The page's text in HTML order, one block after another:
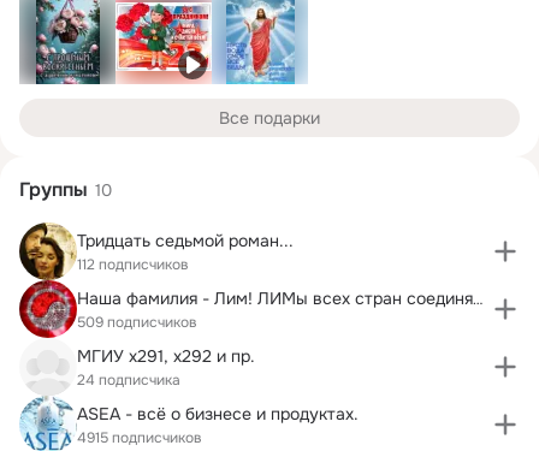
Все подарки
Группы 10
Тридцать седьмой роман...
112 подписчиков
Наша фамилия - Лим! ЛИМы всех стран соединяйтесь!
509 подписчиков
МГИУ х291, х292 и пр.
24 подписчика
ASEA - всё о бизнесе и продуктах.
4915 подписчиков